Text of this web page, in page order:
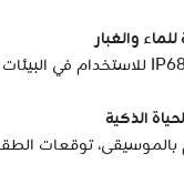
والغبار
الذكية
بالموسيقى، توقعات